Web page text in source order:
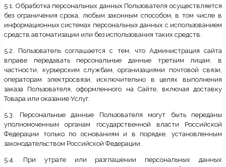
5.1. Обработка персональных данных Пользователя осуществляется
без ограничения срока, любым законным способом, в том числе в
информационных системах персональных данных с использованием
средств автоматизации или без использования таких средств.
5.2. Пользователь соглашается с тем, что Администрация сайта
вправе передавать персональные данные третьим лицам, в
частности, курьерским службам, организациями почтовой связи,
операторам электросвязи, исключительно в целях выполнения
заказа Пользователя, оформленного на Сайте, включая доставку
Товара или оказание Услуг.
5.3. Персональные данные Пользователя могут быть переданы
уполномоченным органам государственной власти Российской
Федерации только по основаниям и в порядке, установленным
законодательством Российской Федерации.
5.4. При утрате или разглашении персональных данных